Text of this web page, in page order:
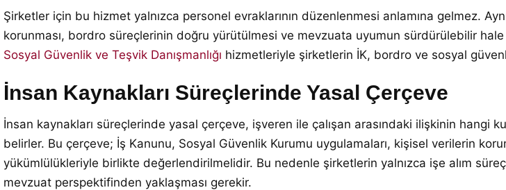
Şirketler için bu hizmet yalnızca personel evraklarının düzenlenmesi anlamına gelmez.
korunması, bordro süreçlerinin doğru yürütülmesi ve mevzuata uyumun sürdürülebilir hale
Sosyal Güvenlik ve Teşvik Danışmanlığı hizmetleriyle şirketlerin İK, bordro ve sosyal
İnsan Kaynakları Süreçlerinde Yasal Çerçeve
İnsan kaynakları süreçlerinde yasal çerçeve, işveren ile çalışan arasındaki ilişkinin hangi
belirler. Bu çerçeve; İş Kanunu, Sosyal Güvenlik Kurumu uygulamaları, kişisel verilerin
yükümlülükleriyle birlikte değerlendirilmelidir. Bu nedenle şirketlerin yalnızca işe alım
mevzuat perspektifinden yaklaşması gerekir.